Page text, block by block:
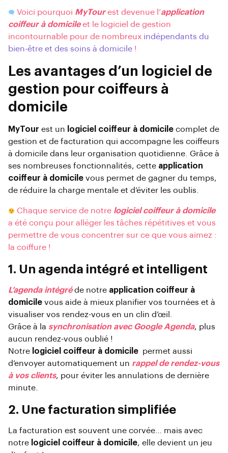
Voici pourquoi MyTourest devenue l’application
coiffeur à domicileet le logiciel de gestion
incontournable pour de nombreux indépendants du
bien-être et des soins à domicile !
Les avantages d’un logiciel de
gestion pour coiffeurs à
domicile
MyTour est un logiciel coiffeur à domicile complet de
gestion et de facturation qui accompagne les coiffeurs
à domicile dans leur organisation quotidienne. Grâce à
ses nombreuses fonctionnalités, cette application
coiffeur à domicile vous permet de gagner du temps,
de réduire la charge mentale et d’éviter les oublis.
Chaque service de notre logiciel coiffeur à domicile
a été conçu pour alléger les tâches répétitives et vous
permettre de vous concentrer sur ce que vous aimez :
la coiffure !
1. Un agenda intégré et intelligent
L’agenda intégréde notre application coiffeur à
domicile vous aide à mieux planifier vos tournées et à
visualiser vos rendez-vous en un clin d’œil.
Grâce à la synchronisation avec Google Agenda, plus
aucun rendez-vous oublié !
Notre logiciel coiffeur à domicile permet aussi
d’envoyer automatiquement un rappel de rendez-vous
à vos clients, pour éviter les annulations de dernière
minute.
2. Une facturation simplifiée
La facturation est souvent une corvée… mais avec
notre logiciel coiffeur à domicile, elle devient un jeu